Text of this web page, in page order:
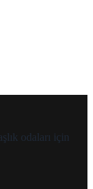
odaları için